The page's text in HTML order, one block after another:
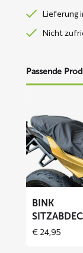
Lieferung
Nicht
Passende
lesen
über
BINK
Sitzabdeckung
BINK
€ 24,95